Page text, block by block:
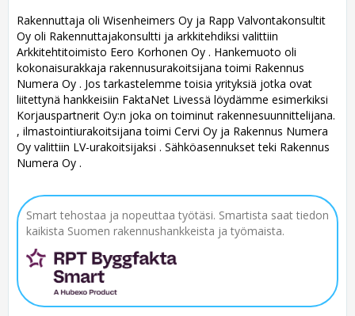
Rakennuttaja oli Wisenheimers Oy ja Rapp Valvontakonsultit
Oy oli Rakennuttajakonsultti ja arkkitehdiksi valittiin
Arkkitehtitoimisto Eero Korhonen Oy . Hankemuoto oli
kokonaisurakkaja rakennusurakoitsijana toimi Rakennus
Numera Oy . Jos tarkastelemme toisia yrityksiä jotka ovat
liitettynä hankkeisiin FaktaNet Livessä löydämme esimerkiksi
Korjauspartnerit Oy:n joka on toiminut rakennesuunnittelijana.
, ilmastointiurakoitsijana toimi Cervi Oy ja Rakennus Numera
Oy valittiin LV-urakoitsijaksi . Sähköasennukset teki Rakennus
Numera Oy .
Smart tehostaa ja nopeuttaa työtäsi. Smartista saat tiedon
kaikista Suomen rakennushankkeista ja työmaista.